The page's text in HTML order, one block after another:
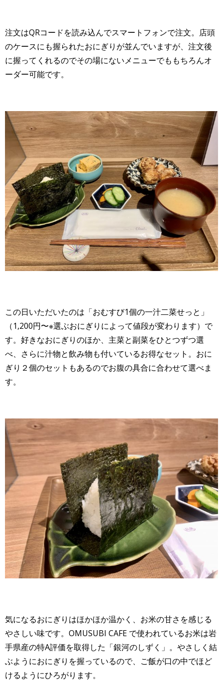
注文はQRコードを読み込んでスマートフォンで注文。店頭
のケースにも握られたおにぎりが並んでいますが、注文後
に握ってくれるのでその場にないメニューでももちろんオ
ーダー可能です。
この日いただいたのは「おむすび1個の一汁二菜せっと」
（1,200円〜※選ぶおにぎりによって値段が変わります）で
す。好きなおにぎりのほか、主菜と副菜をひとつずつ選
べ、さらに汁物と飲み物も付いているお得なセット。おに
ぎり２個のセットもあるのでお腹の具合に合わせて選べま
す。
気になるおにぎりはほかほか温かく、お米の甘さを感じる
やさしい味です。OMUSUBI CAFE で使われているお米は岩
手県産の特A評価を取得した「銀河のしずく」。やさしく結
ぶようにおにぎりを握っているので、ご飯が口の中でほど
けるようにひろがります。